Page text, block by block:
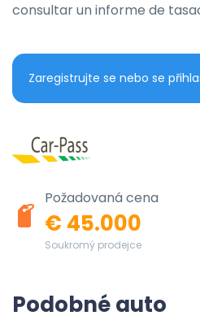
consultar un informe de
Zaregistrujte se nebo se
Požadovaná cena
€ 45.000
Soukromý prodejce
Podobné auto